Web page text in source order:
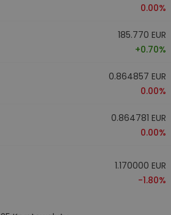
0.00%
185.770 EUR
+0.70%
0.864857 EUR
0.00%
0.864781 EUR
0.00%
1.170000 EUR
-1.80%